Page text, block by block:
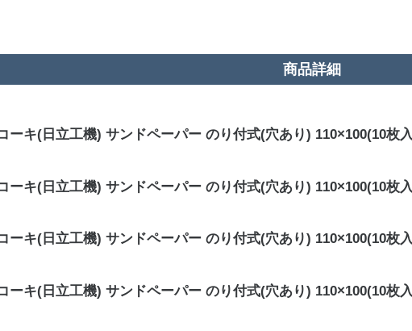
商品詳細
ーキ(日立工機) サンドペーパー のり付式(穴あり) 110×100(10枚
ーキ(日立工機) サンドペーパー のり付式(穴あり) 110×100(10枚
ーキ(日立工機) サンドペーパー のり付式(穴あり) 110×100(10枚
ーキ(日立工機) サンドペーパー のり付式(穴あり) 110×100(10枚